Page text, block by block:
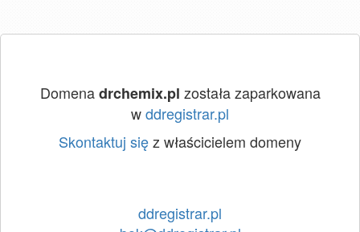
Domenadrchemix.pl została zaparkowana
wddregistrar.pl
Skontaktuj sięz właścicielem domeny
ddregistrar.pl